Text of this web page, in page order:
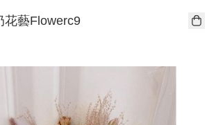
花藝Flowerc9